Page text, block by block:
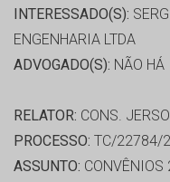
INTERESSADO(S):
ENGENHARIA LTDA
ADVOGADO(S): NÃO HÁ
RELATOR: CONS.
PROCESSO: TC/22784/
ASSUNTO: CONVÊNIOS